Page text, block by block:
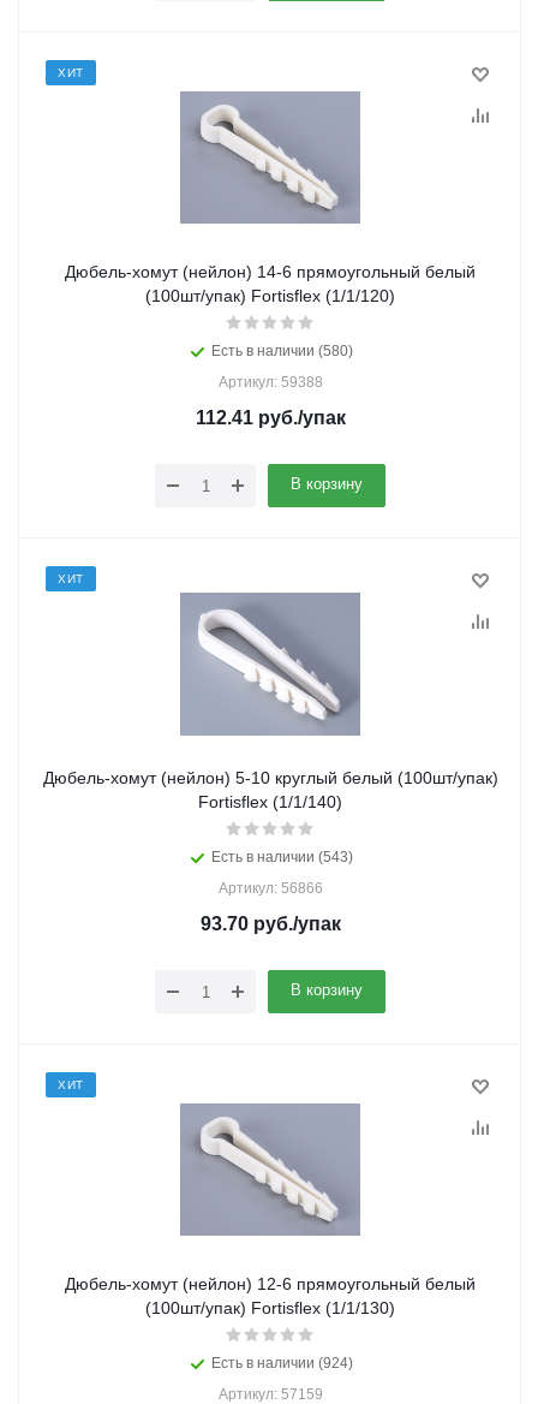
ХИТ
Дюбель-хомут (нейлон) 14-6 прямоугольный белый
(100шт/упак) Fortisflex (1/1/120)
Есть в наличии (580)
Артикул: 59388
112.41руб./упак
В корзину
ХИТ
Дюбель-хомут (нейлон) 5-10 круглый белый (100шт/упак)
Fortisflex (1/1/140)
Есть в наличии (543)
Артикул: 56866
93.70руб./упак
В корзину
ХИТ
Дюбель-хомут (нейлон) 12-6 прямоугольный белый
(100шт/упак) Fortisflex (1/1/130)
Есть в наличии (924)
Артикул: 57159